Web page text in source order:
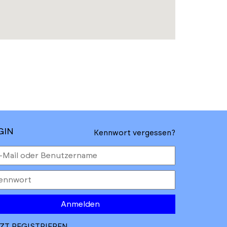
Kennwort vergessen?
Anmelden